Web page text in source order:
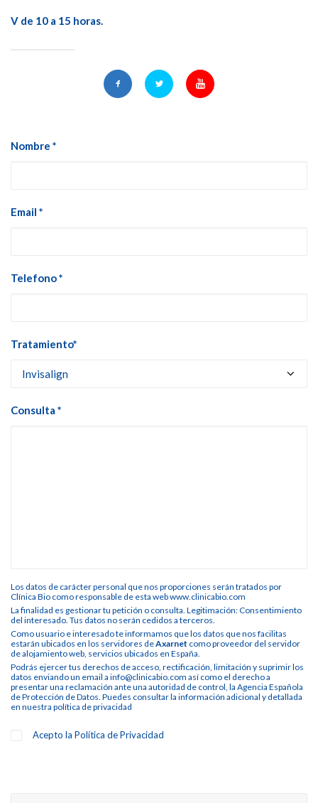
V de 10 a 15 horas.
Nombre *
Email *
Telefono *
Tratamiento*
Consulta *
Los datos de carácter personal que nos proporciones serán tratados por
Clínica Bio como responsable de esta web www.clinicabio.com
La finalidad es gestionar tu petición o consulta. Legitimación: Consentimiento
del interesado. Tus datos no serán cedidos a terceros.
Como usuario e interesado te informamos que los datos que nos facilitas
estarán ubicados en los servidores deAxarnet como proveedor del servidor
de alojamiento web, servicios ubicados en España.
Podrás ejercer tus derechos de acceso, rectificación, limitación y suprimir los
datos enviando un email a info@clinicabio.com así como el derecho a
presentar una reclamación ante una autoridad de control, la Agencia Española
de Protección de Datos. Puedes consultar la información adicional y detallada
en nuestra política de privacidad
Acepto laPolítica de Privacidad